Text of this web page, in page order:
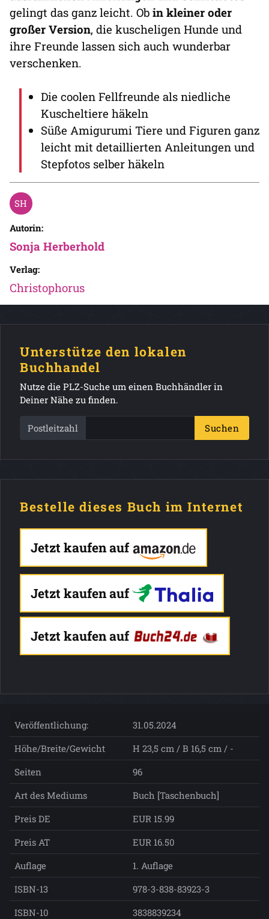
gelingt das ganz leicht. Ob in kleiner oder
großer Version, die kuscheligen Hunde und
ihre Freunde lassen sich auch wunderbar
verschenken.
Die coolen Fellfreunde als niedliche
Kuscheltiere häkeln
Süße Amigurumi Tiere und Figuren ganz
leicht mit detaillierten Anleitungen und
Stepfotos selber häkeln
Autorin:
Sonja Herberhold
Verlag:
Christophorus
Unterstütze den lokalen
Buchhandel
Nutze die PLZ-Suche um einen Buchhändler in
Deiner Nähe zu finden.
Postleitzahl Suchen
Bestelle dieses Buch im Internet
Jetzt kaufen auf
Jetzt kaufen auf
Jetzt kaufen auf
Veröffentlichung:
31.05.2024
Höhe/Breite/Gewicht
H 23,5 cm / B 16,5 cm / -
Seiten
96
Art des Mediums
Buch [Taschenbuch]
Preis DE
EUR 15.99
Preis AT
EUR 16.50
Auflage
1. Auflage
ISBN-13
978-3-838-83923-3
ISBN-10
3838839234